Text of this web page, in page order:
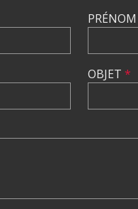
PRÉNOM
OBJET *